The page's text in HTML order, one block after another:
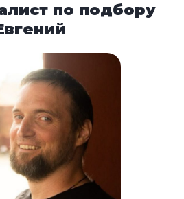
по подбору